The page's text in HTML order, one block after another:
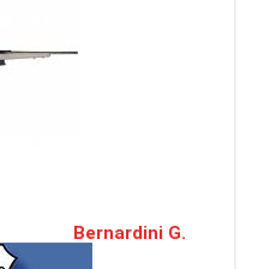
Bernardini G.